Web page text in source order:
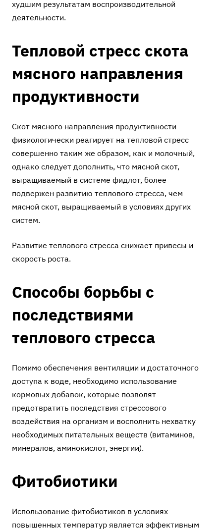
худшим результатам воспроизводительной
деятельности.
Тепловой стресс скота
мясного направления
продуктивности
Скот мясного направления продуктивности
физиологически реагирует на тепловой стресс
совершенно таким же образом, как и молочный,
однако следует дополнить, что мясной скот,
выращиваемый в системе фидлот, более
подвержен развитию теплового стресса, чем
мясной скот, выращиваемый в условиях других
систем.
Развитие теплового стресса снижает привесы и
скорость роста.
Способы борьбы с
последствиями
теплового стресса
Помимо обеспечения вентиляции и достаточного
доступа к воде, необходимо использование
кормовых добавок, которые позволят
предотвратить последствия стрессового
воздействия на организм и восполнить нехватку
необходимых питательных веществ (витаминов,
минералов, аминокислот, энергии).
Фитобиотики
Использование фитобиотиков в условиях
повышенных температур является эффективным